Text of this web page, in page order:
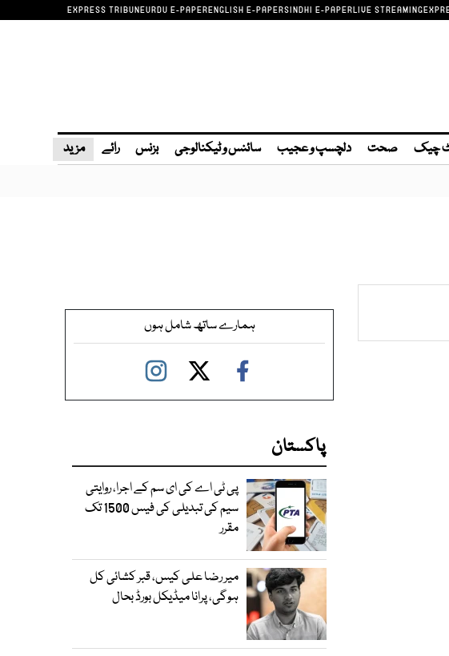
EXPRESS TRIBUNEURDU E-PAPERENGLISH E-PAPERSINDHI E-PAPERLIVE STREAMING
چیک صحت دلچسپ و عجیب سائنس و ٹیکنالوجی بزنس رائے مزید
ہمارے ساتھ شامل ہوں
پاکستان
پی ٹی اے کی ای سم کے اجرا، روایتی
سیم کی تبدیلی کی فیس 1500 تک
مقرر
میر رضا علی کیس، قبر کشائی کل
ہوگی، پرانا میڈیکل بورڈ بحال